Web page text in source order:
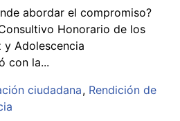
abordar el compromiso?
Honorario de los
y Adolescencia
con la...
ciudadana Rendición de